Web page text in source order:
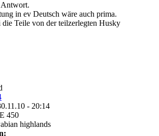
in ev Deutsch wäre auch prima.
die Teile von der teilzerlegten Husky
- 20:14
450
highlands